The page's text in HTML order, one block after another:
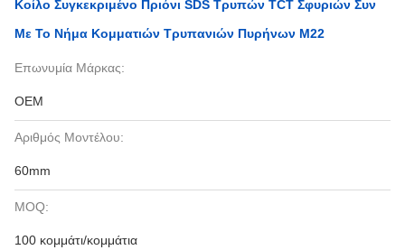
Κοίλο Συγκεκριμένο Πριόνι SDS Τρυπών TCT Σφυριών Συν
Με Το Νήμα Κομματιών Τρυπανιών Πυρήνων M22
Επωνυμία Μάρκας:
OEM
Αριθμός Μοντέλου:
60mm
MOQ:
100 κομμάτι/κομμάτια